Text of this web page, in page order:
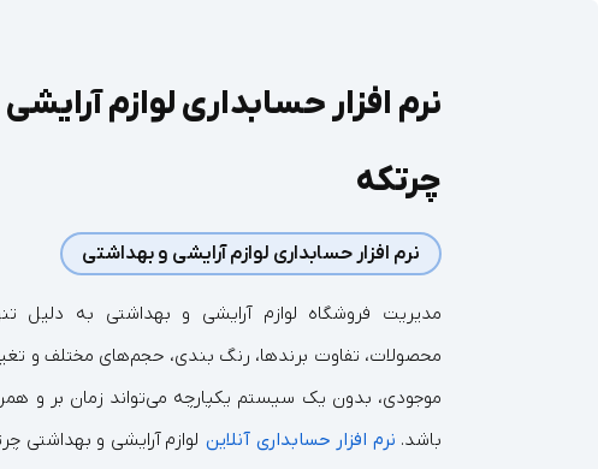
نرم افزار حسابداری لوازم آرایشی
چرتکه
نرم افزار حسابداری لوازم آرایشی و بهداشتی
مدیریت فروشگاه لوازم آرایشی و بهداشتی به دلیل
محصولات، تفاوت برندها، رنگ‌ بندی، حجم‌های مختلف و
موجودی، بدون یک سیستم یکپارچه می‌تواند زمان‌ بر و
باشد. نرم افزار حسابداری آنلاین لوازم آرایشی و بهداشتی